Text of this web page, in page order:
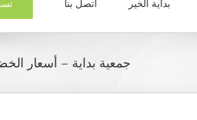
بداية الخير اتصل بنا
جمعية بداية – أسعار